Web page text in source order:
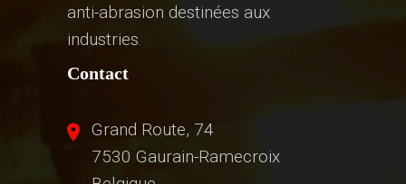
anti-abrasion destinées aux
industries.
Contact
Grand Route, 74
7530 Gaurain-Ramecroix